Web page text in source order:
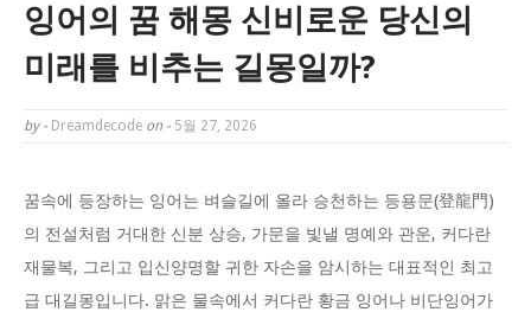
잉어의 꿈 해몽 신비로운 당신의
미래를 비추는 길몽일까?
by - Dreamdecode on - 5월 27, 2026
꿈속에 등장하는 잉어는 벼슬길에 올라 승천하는 등용문(登龍門)
의 전설처럼 거대한 신분 상승, 가문을 빛낼 명예와 관운, 커다란
재물복, 그리고 입신양명할 귀한 자손을 암시하는 대표적인 최고
급 대길몽입니다. 맑은 물속에서 커다란 황금 잉어나 비단잉어가